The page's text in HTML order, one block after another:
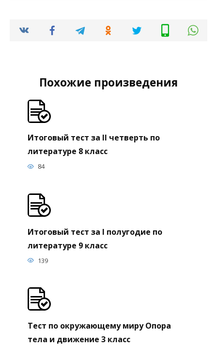
Похожие произведения
Итоговый тест за II четверть по
литературе 8 класс
84
Итоговый тест за I полугодие по
литературе 9 класс
139
Тест по окружающему миру Опора
тела и движение 3 класс